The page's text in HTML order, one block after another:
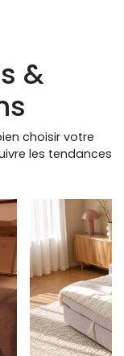
&
choisir votre
les tendances